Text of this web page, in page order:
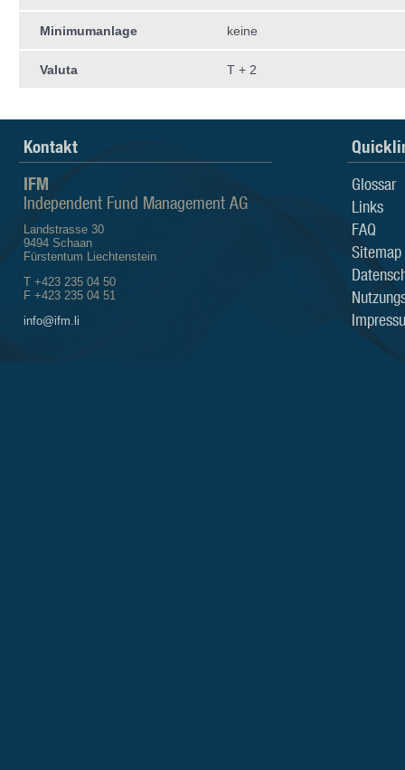
Minimumanlage keine
Valuta T + 2
Kontakt
IFM
Independent Fund Management AG
Landstrasse 30
9494 Schaan
Fürstentum Liechtenstein
T +423 235 04 50
F +423 235 04 51
info@ifm.li
Glossar
Links
FAQ
Sitemap